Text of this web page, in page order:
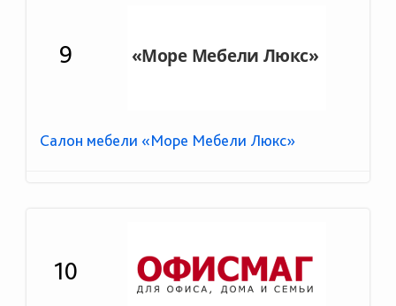
9
Салон мебели «Море Мебели Люкс»
10